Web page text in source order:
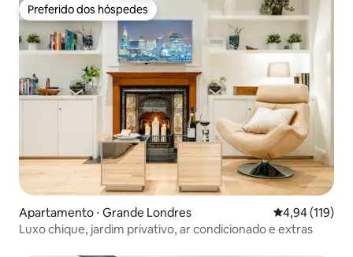
Preferido dos hóspedes
Preferido dos hóspedes
Apartamento ⋅ Grande Londres 4,94 de uma
4,94 (119)
Luxo chique, jardim privativo, ar condicionado e extras